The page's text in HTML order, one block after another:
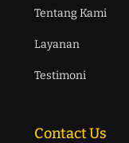
Tentang Kami
Layanan
Testimoni
Contact Us